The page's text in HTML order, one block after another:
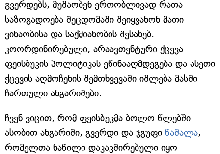
გვერდებს, მუშაობენ ერთობლივად რათა
საზოგადოება შეცდომაში შეიყვანონ მათი
ვინაობისა და საქმიანობის შესახებ.
კოორდინირებული, არაავთენტური ქცევა
ფეისბუკის პოლიტიკას ეწინააღმდეგება და ასეთი
ქცევის აღმოჩენის შემთხვევაში იშლება მასში
ჩართული ანგარიშები.
ჩვენ ვიცით, რომ ფეისბუკმა ბოლო წლებში
ასობით ანგარიში, გვერდი და ჯგუფი წაშალა,
რომელთა ნაწილი დაკავშირებული იყო